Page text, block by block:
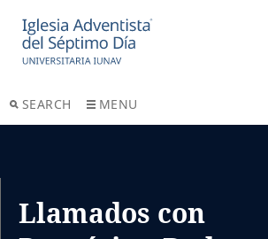
SEARCH MENU
Llamados con